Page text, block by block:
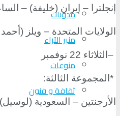
مدونات
منبر الآراء
منوعات
ثقافة و فنون
إنجلترا – إيران (خليفة) – الساعة
الولايات المتحدة – ويلز (أحمد
–الثلاثاء 22 نوفمبر
*المجموعة الثالثة:
الأرجنتين – السعودية (لوسيل) –